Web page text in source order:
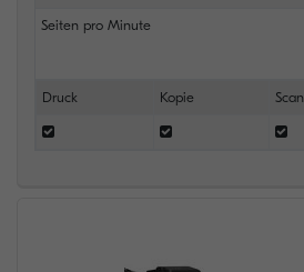
Seiten pro Minute
Druck Kopie Scan